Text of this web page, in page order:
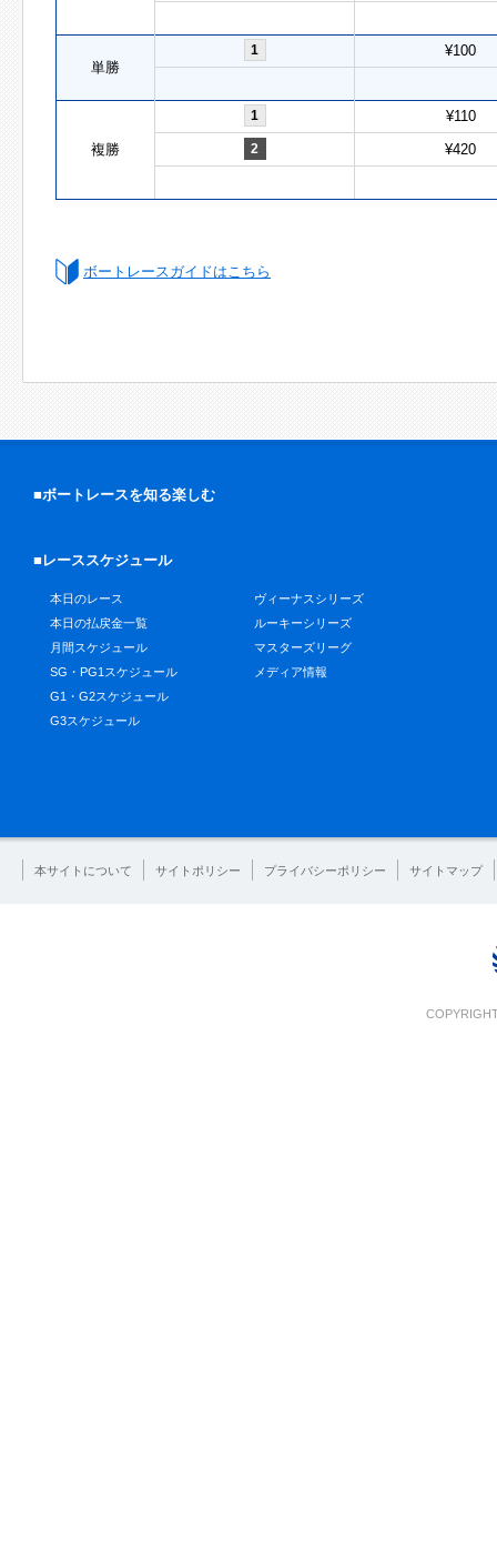
単勝
1 ¥100
複勝
1 ¥110
2 ¥420
ボートレースガイドはこちら
■ボートレースを知る楽しむ
■レーススケジュール
本日のレース
本日の払戻金一覧
月間スケジュール
SG・PG1スケジュール
G1・G2スケジュール
G3スケジュール
ヴィーナスシリーズ
ルーキーシリーズ
マスターズリーグ
メディア情報
本サイトについて サイトポリシー プライバシーポリシー サイトマップ